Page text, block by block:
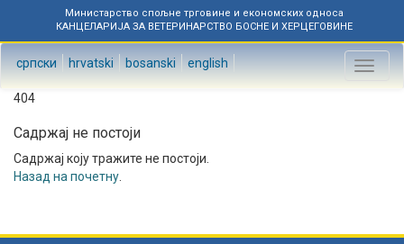
Министарство спољне трговине и економских односа
КАНЦЕЛАРИЈА ЗА ВЕТЕРИНАРСТВО БОСНЕ И ХЕРЦЕГОВИНЕ
српски hrvatski bosanski english
Toggle
404
Садржај не постоји
Садржај коју тражите не постоји.
Назад на почетну